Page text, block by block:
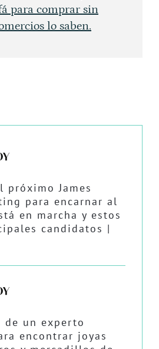
para comprar sin
lo saben.
próximo James
para encarnar al
en marcha y estos
candidatos |
de un experto
encontrar joyas